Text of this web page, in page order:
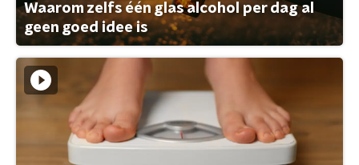
Waarom zelfs één glas alcohol per dag al
geen goed idee is